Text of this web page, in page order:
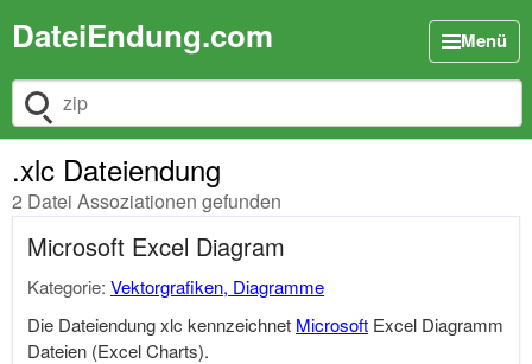
DateiEndung.com Menü
Dateiendung suchen
.xlc Dateiendung
2 Datei Assoziationen gefunden
Microsoft Excel Diagram
Kategorie: Vektorgrafiken, Diagramme
Die Dateiendung xlc kennzeichnet Microsoft Excel Diagramm
Dateien (Excel Charts).